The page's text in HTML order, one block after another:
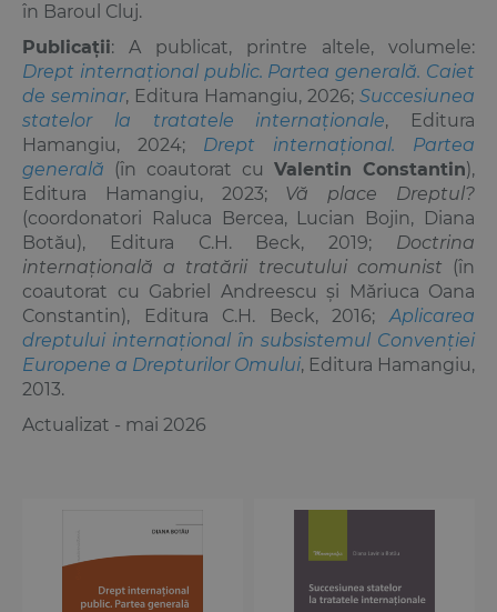
în Baroul Cluj.
Publicații: A publicat, printre altele, volumele:
Drept internațional public. Partea generală. Caiet
de seminar, Editura Hamangiu, 2026; Succesiunea
statelor la tratatele internaționale, Editura
Hamangiu, 2024; Drept internațional. Partea
generală (în coautorat cu Valentin Constantin),
Editura Hamangiu, 2023; Vă place Dreptul?
(coordonatori Raluca Bercea, Lucian Bojin, Diana
Botău), Editura C.H. Beck, 2019; Doctrina
internațională a tratării trecutului comunist (în
coautorat cu Gabriel Andreescu și Măriuca Oana
Constantin), Editura C.H. Beck, 2016;Aplicarea
dreptului internațional în subsistemul Convenției
Europene a Drepturilor Omului, Editura Hamangiu,
2013.
Actualizat - mai 2026